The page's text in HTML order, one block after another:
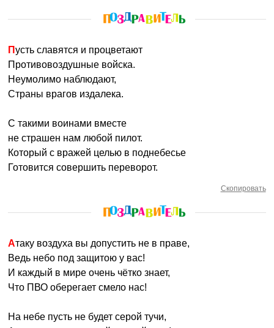
Пусть славятся и процветают
Противовоздушные войска.
Неумолимо наблюдают,
Страны врагов издалека.
С такими воинами вместе
не страшен нам любой пилот.
Который с вражей целью в поднебесье
Готовится совершить переворот.
Скопировать
Атаку воздуха вы допустить не в праве,
Ведь небо под защитою у вас!
И каждый в мире очень чётко знает,
Что ПВО оберегает смело нас!
На небе пусть не будет серой тучи,